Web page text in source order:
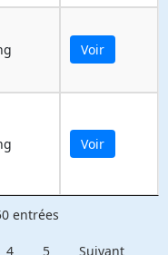
Voir
Voir
entrées
4 5 Suivant